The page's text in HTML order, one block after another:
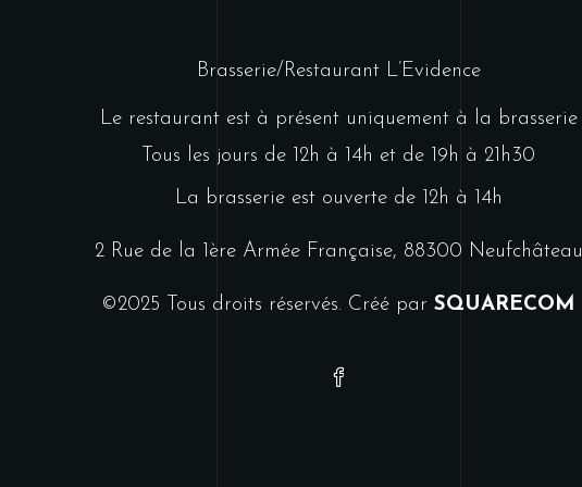
Brasserie/Restaurant L’Evidence
Le restaurant est à présent uniquement à la brasserie
Tous les jours de 12h à 14h et de 19h à 21h30
La brasserie est ouverte de 12h à 14h
2 Rue de la 1ère Armée Française, 88300 Neufchâteau
©2025 Tous droits réservés. Créé par SQUARECOM